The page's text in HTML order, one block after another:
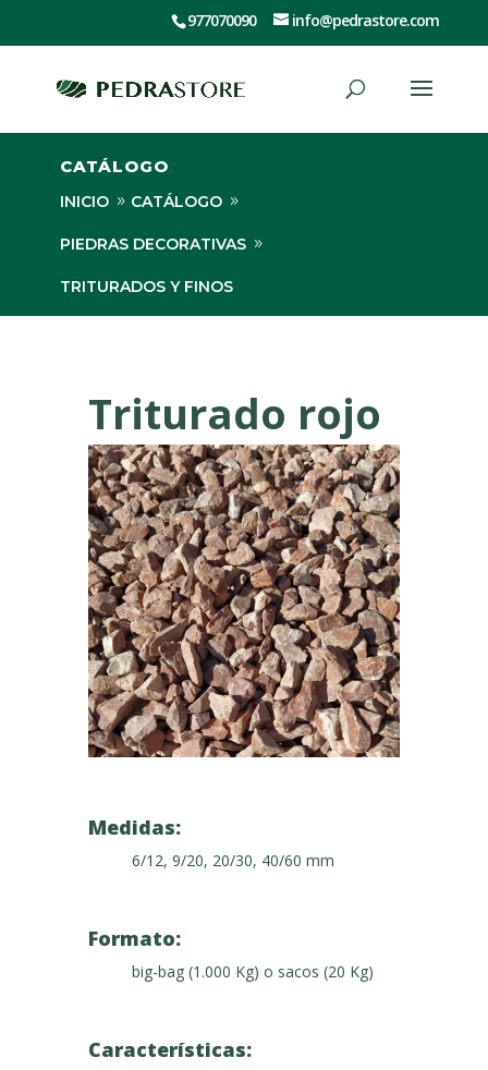
977070090 info@pedrastore.com
CATÁLOGO
INICIO CATÁLOGO
PIEDRAS DECORATIVAS
TRITURADOS Y FINOS
Triturado rojo
Medidas:
6/12, 9/20, 20/30, 40/60 mm
Formato:
big-bag (1.000 Kg) o sacos (20 Kg)
Características: